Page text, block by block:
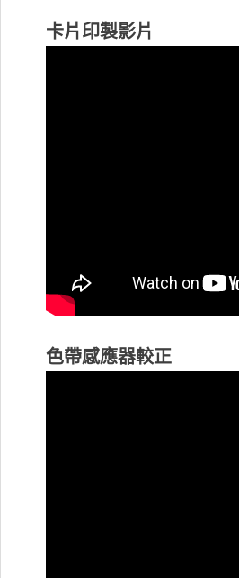
卡片印製影片
色帶感應器較正